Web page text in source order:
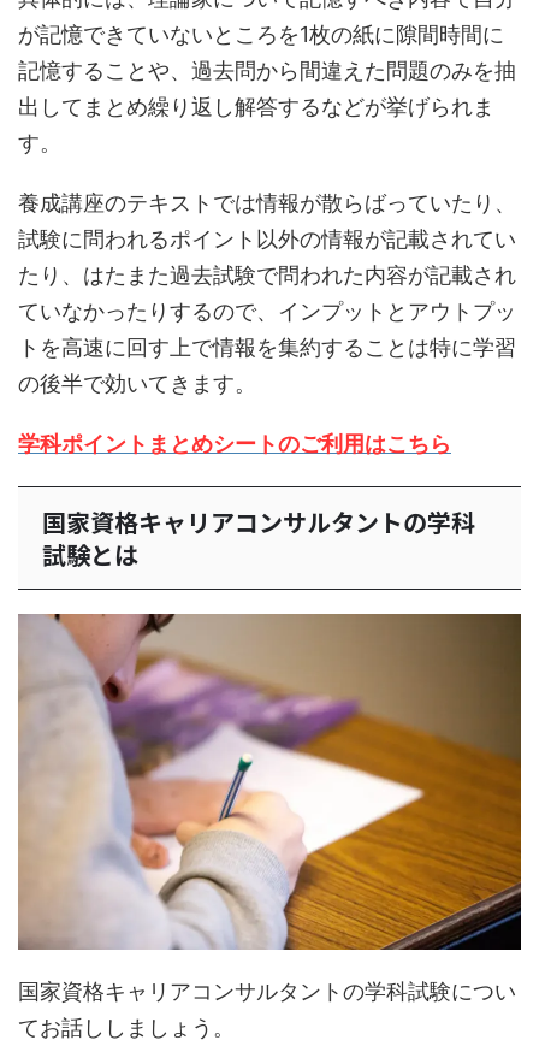
が記憶できていないところを1枚の紙に隙間時間に
記憶することや、過去問から間違えた問題のみを抽
出してまとめ繰り返し解答するなどが挙げられま
す。
養成講座のテキストでは情報が散らばっていたり、
試験に問われるポイント以外の情報が記載されてい
たり、はたまた過去試験で問われた内容が記載され
ていなかったりするので、インプットとアウトプッ
トを高速に回す上で情報を集約することは特に学習
の後半で効いてきます。
学科ポイントまとめシートのご利用はこちら
国家資格キャリアコンサルタントの学科
試験とは
国家資格キャリアコンサルタントの学科試験につい
てお話ししましょう。